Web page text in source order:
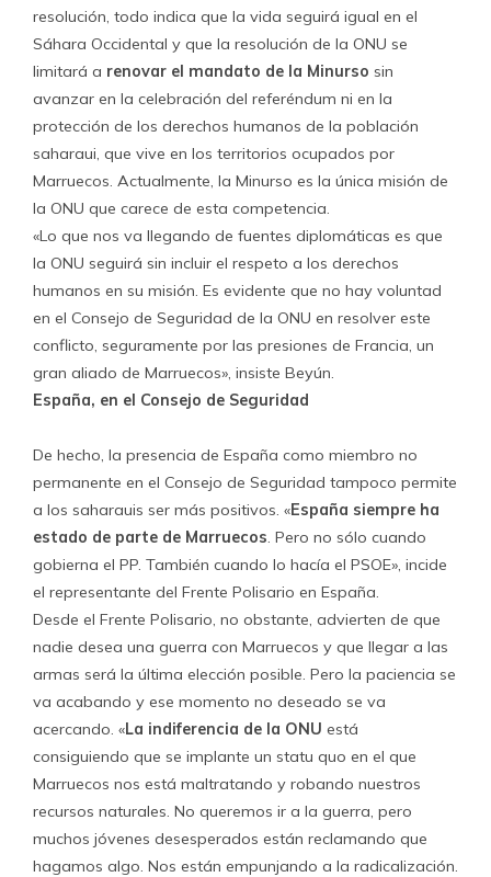
resolución, todo indica que la vida seguirá igual en el
Sáhara Occidental y que la resolución de la ONU se
limitará a renovar el mandato de la Minurso sin
avanzar en la celebración del referéndum ni en la
protección de los derechos humanos de la población
saharaui, que vive en los territorios ocupados por
Marruecos. Actualmente, la Minurso es la única misión de
la ONU que carece de esta competencia.
«Lo que nos va llegando de fuentes diplomáticas es que
la ONU seguirá sin incluir el respeto a los derechos
humanos en su misión. Es evidente que no hay voluntad
en el Consejo de Seguridad de la ONU en resolver este
conflicto, seguramente por las presiones de Francia, un
gran aliado de Marruecos», insiste Beyún.
España, en el Consejo de Seguridad
De hecho, la presencia de España como miembro no
permanente en el Consejo de Seguridad tampoco permite
a los saharauis ser más positivos. «España siempre ha
estado de parte de Marruecos. Pero no sólo cuando
gobierna el PP. También cuando lo hacía el PSOE», incide
el representante del Frente Polisario en España.
Desde el Frente Polisario, no obstante, advierten de que
nadie desea una guerra con Marruecos y que llegar a las
armas será la última elección posible. Pero la paciencia se
va acabando y ese momento no deseado se va
acercando. «La indiferencia de la ONU está
consiguiendo que se implante un statu quo en el que
Marruecos nos está maltratando y robando nuestros
recursos naturales. No queremos ir a la guerra, pero
muchos jóvenes desesperados están reclamando que
hagamos algo. Nos están empunjando a la radicalización.